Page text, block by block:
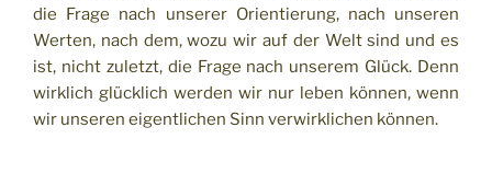
die Frage nach unserer Orientierung, nach unseren
Werten, nach dem, wozu wir auf der Welt sind und es
ist, nicht zuletzt, die Frage nach unserem Glück. Denn
wirklich glücklich werden wir nur leben können, wenn
wir unseren eigentlichen Sinn verwirklichen können.